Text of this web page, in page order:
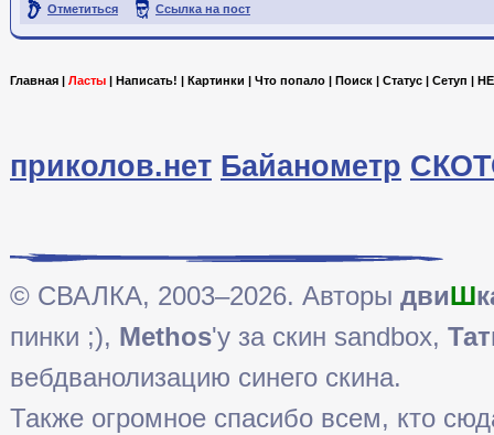
Отметиться Ссылка на пост
Главная Ласты Написать! Картинки Что попало Поиск Статус Сетуп
приколов.нет Байанометр
© СВАЛКА, 2003–2026. Авторы двиШ
пинки ;), Methos'у за скин sandbox,
вебдванолизацию синего скина.
Также огромное спасибо всем, кто